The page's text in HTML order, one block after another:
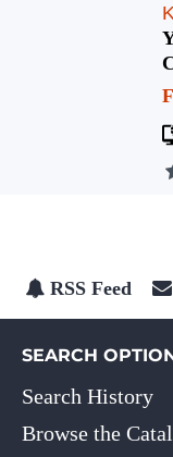
RSS Feed
SEARCH
Search History
Browse the